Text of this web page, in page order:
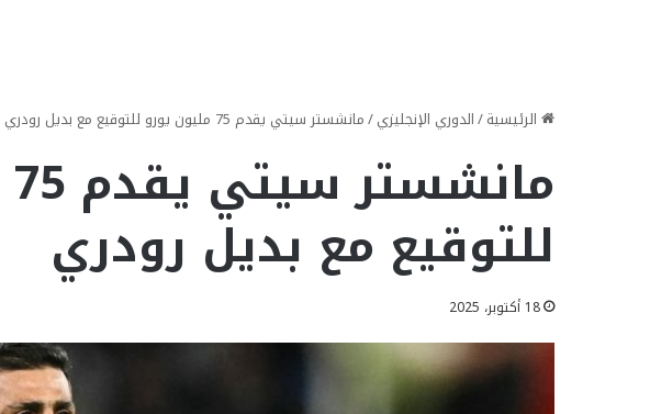
الرئيسية/الدوري الإنجليزي/مانشستر سيتي يقدم 75 مليون يورو للتوقيع مع بديل رودري
للتوقيع مع بديل رودري
18 أكتوبر، 2025